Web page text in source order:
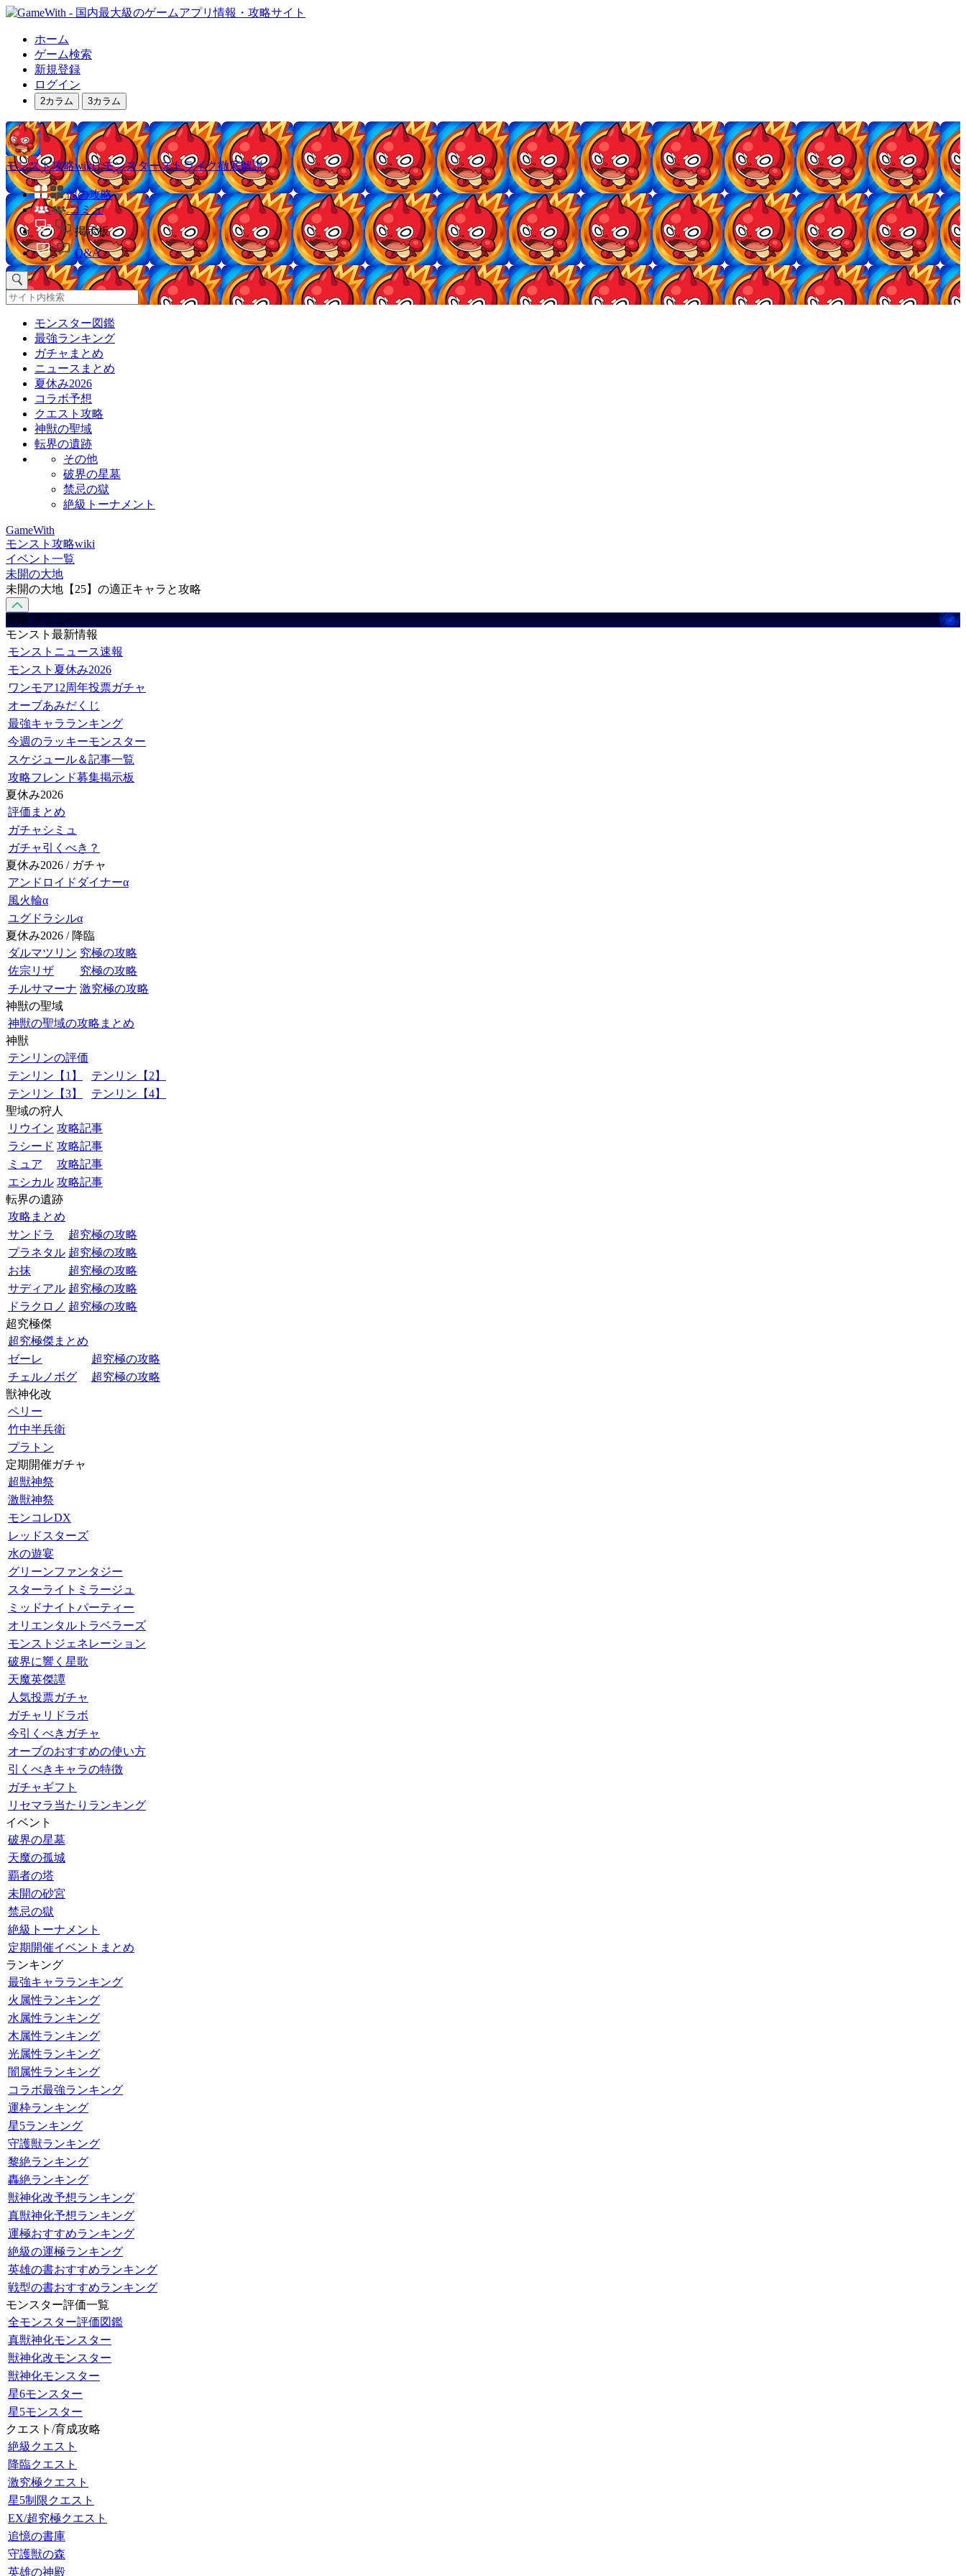
ホーム
ゲーム検索
新規登録
ログイン
2カラム 3カラム
モンスト攻略wiki | モンスターストライク徹底解説
他の攻略
コミュ
掲示板
Q&A
モンスター図鑑
最強ランキング
ガチャまとめ
ニュースまとめ
夏休み2026
コラボ予想
クエスト攻略
神獣の聖域
転界の遺跡
その他
破界の星墓
禁忌の獄
絶級トーナメント
GameWith
モンスト攻略wiki
イベント一覧
未開の大地
未開の大地【25】の適正キャラと攻略
攻略 メニュー
モンスト最新情報
モンストニュース速報
モンスト夏休み2026
ワンモア12周年投票ガチャ
オーブあみだくじ
最強キャラランキング
今週のラッキーモンスター
スケジュール＆記事一覧
攻略フレンド募集掲示板
夏休み2026
評価まとめ
ガチャシミュ
ガチャ引くべき？
夏休み2026 / ガチャ
アンドロイドダイナーα
風火輪α
ユグドラシルα
夏休み2026 / 降臨
ダルマツリン 究極の攻略
佐宗リザ
究極の攻略
チルサマーナ 激究極の攻略
神獣の聖域
神獣の聖域の攻略まとめ
神獣
テンリンの評価
テンリン【1】
テンリン【2】
テンリン【3】
テンリン【4】
聖域の狩人
リウイン 攻略記事
ラシード 攻略記事
ミュア
攻略記事
エシカル 攻略記事
転界の遺跡
攻略まとめ
サンドラ
超究極の攻略
プラネタル 超究極の攻略
お抹
超究極の攻略
サディアル 超究極の攻略
ドラクロノ 超究極の攻略
超究極傑
超究極傑まとめ
ゼーレ
超究極の攻略
チェルノボグ
超究極の攻略
獣神化改
ペリー
竹中半兵衛
プラトン
定期開催ガチャ
超獣神祭
激獣神祭
モンコレDX
レッドスターズ
水の遊宴
グリーンファンタジー
スターライトミラージュ
ミッドナイトパーティー
オリエンタルトラベラーズ
モンストジェネレーション
破界に響く星歌
天魔英傑譚
人気投票ガチャ
ガチャリドラボ
今引くべきガチャ
オーブのおすすめの使い方
引くべきキャラの特徴
ガチャギフト
リセマラ当たりランキング
イベント
破界の星墓
天魔の孤城
覇者の塔
未開の砂宮
禁忌の獄
絶級トーナメント
定期開催イベントまとめ
ランキング
最強キャラランキング
火属性ランキング
水属性ランキング
木属性ランキング
光属性ランキング
闇属性ランキング
コラボ最強ランキング
運枠ランキング
星5ランキング
守護獣ランキング
黎絶ランキング
轟絶ランキング
獣神化改予想ランキング
真獣神化予想ランキング
運極おすすめランキング
絶級の運極ランキング
英雄の書おすすめランキング
戦型の書おすすめランキング
モンスター評価一覧
全モンスター評価図鑑
真獣神化モンスター
獣神化改モンスター
獣神化モンスター
星6モンスター
星5モンスター
クエスト/育成攻略
絶級クエスト
降臨クエスト
激究極クエスト
星5制限クエスト
EX/超究極クエスト
追憶の書庫
守護獣の森
英雄の神殿